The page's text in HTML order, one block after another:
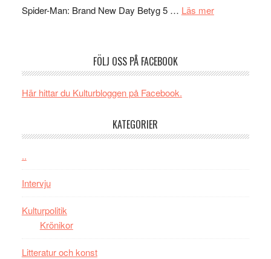
i
Spider-Man: Brand New Day Betyg 5 … Läs merom
vara
FÖLJ OSS PÅ FACEBOOK
Här hittar du Kulturbloggen på Facebook.
KATEGORIER
..
Intervju
Kulturpolitik
Krönikor
Litteratur och konst